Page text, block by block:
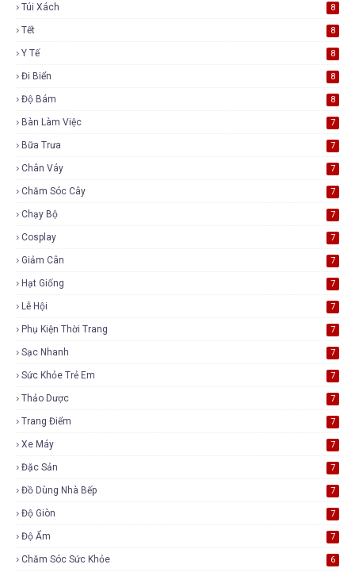
Túi Xách 8
Tết 8
Y Tế 8
Đi Biển 8
Độ Bám 8
Bàn Làm Việc 7
Bữa Trưa 7
Chân Váy 7
Chăm Sóc Cây 7
Chạy Bộ 7
Cosplay 7
Giảm Cân 7
Hạt Giống 7
Lễ Hội 7
Phụ Kiện Thời Trang 7
Sạc Nhanh 7
Sức Khỏe Trẻ Em 7
Thảo Dược 7
Trang Điểm 7
Xe Máy 7
Đặc Sản 7
Đồ Dùng Nhà Bếp 7
Độ Giòn 7
Độ Ẩm 7
Chăm Sóc Sức Khỏe 6